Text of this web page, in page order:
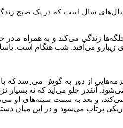
سال است که در یک صبح
محصول سال 1994 پسری به اسم یاسلان[4] را می‌بینیم که در یکی از
از دور به گوش می‌رسد که با
آنقدر جلو می‌آید که نه بسیار
و بعد به سمت سینه‌های او
پرتاب می‌شود و در این میان